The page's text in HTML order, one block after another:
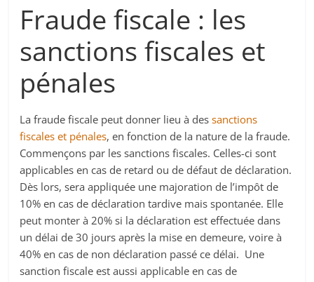
Fraude fiscale : les
sanctions fiscales et
pénales
La fraude fiscale peut donner lieu à dessanctions
fiscales et pénales, en fonction de la nature de la fraude.
Commençons par les sanctions fiscales. Celles-ci sont
applicables en cas de retard ou de défaut de déclaration.
Dès lors, sera appliquée une majoration de l’impôt de
10% en cas de déclaration tardive mais spontanée. Elle
peut monter à 20% si la déclaration est effectuée dans
un délai de 30 jours après la mise en demeure, voire à
40% en cas de non déclaration passé ce délai. Une
sanction fiscale est aussi applicable en cas de